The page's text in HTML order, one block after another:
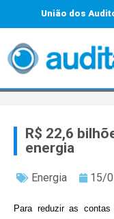
União dos
R$ 22,6
energia
Energia 15/
Para reduzir as